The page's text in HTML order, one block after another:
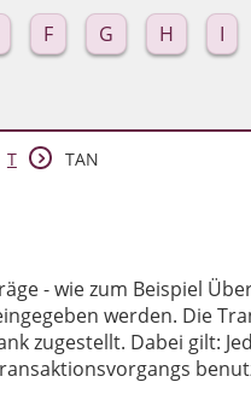
F G H I
T TAN
- wie zum Beispiel
werden. Die
zugestellt. Dabei gilt: